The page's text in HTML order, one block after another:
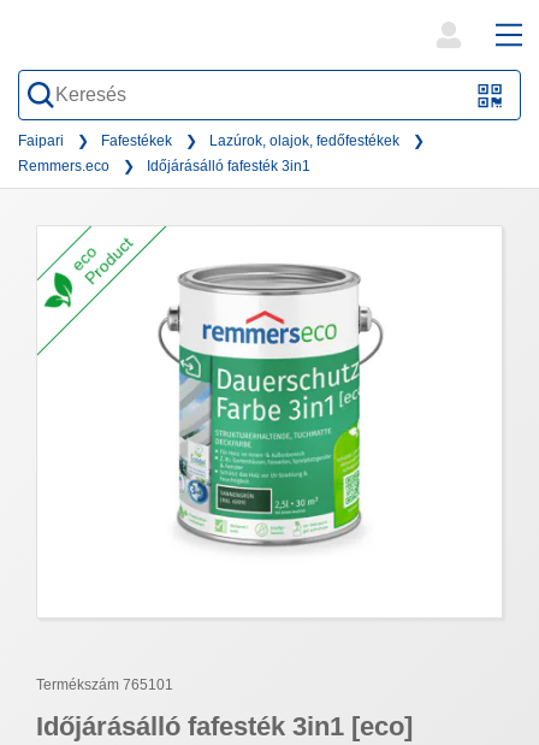
QR-
form
Faipari Fafestékek
Lazúrok, olajok, fedőfestékek
Remmers.eco
Időjárásálló fafesték 3in1
eco
Product
Termékszám 765101
Időjárásálló fafesték 3in1 [eco]